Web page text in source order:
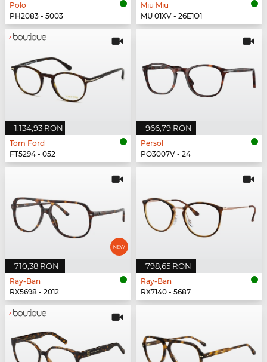
Polo
PH2083 - 5003
Miu Miu
MU 01XV - 26E1O1
1.134,93 RON
Tom Ford
FT5294 - 052
966,79 RON
Persol
PO3007V - 24
710,38 RON
Ray-Ban
RX5698 - 2012
798,65 RON
Ray-Ban
RX7140 - 5687